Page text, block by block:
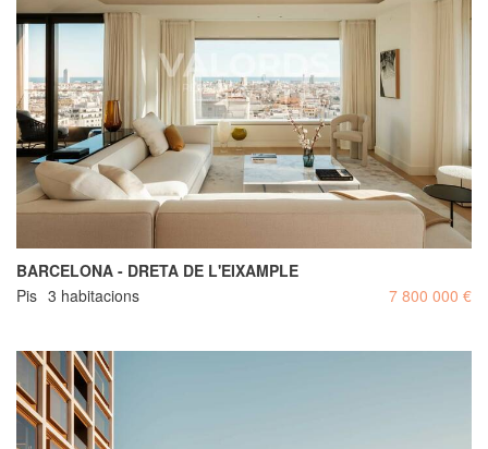
BARCELONA - DRETA DE L'EIXAMPLE
Pis 3 habitacions 7 800 000 €